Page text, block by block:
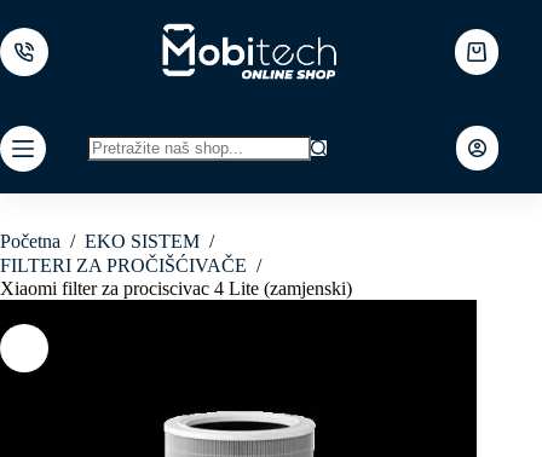
to
content
Shopping
cart
results
Početna / EKO SISTEM /
FILTERI ZA PROČIŠĆIVAČE /
Xiaomi filter za prociscivac 4 Lite (zamjenski)